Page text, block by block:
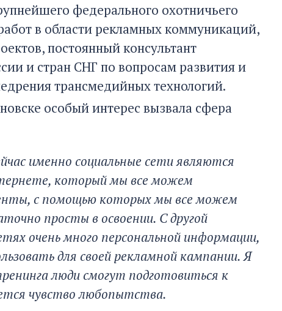
федерального охотничьего
в области рекламных коммуникаций,
постоянный консультант
и стран СНГ по вопросам развития и
трансмедийных технологий.
особый интерес вызвала сфера
именно социальные сети являются
который мы все можем
с помощью которых мы все можем
просты в освоении. С другой
очень много персональной информации,
для своей рекламной кампании. Я
люди смогут подготовиться к
чувство любопытства.